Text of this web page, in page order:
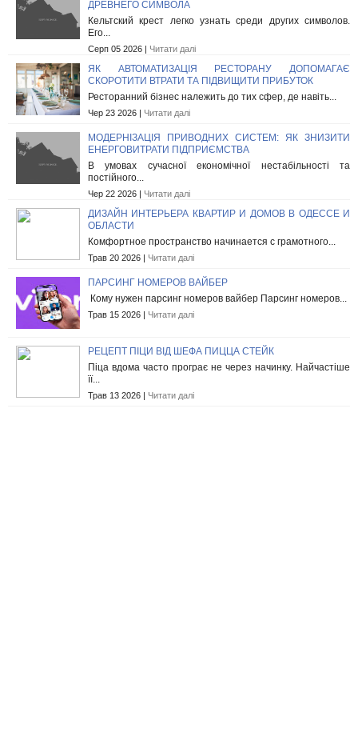
ДРЕВНЕГО СИМВОЛА
Кельтский крест легко узнать среди других символов.
Его...
Серп 05 2026 | Читати далі
ЯК АВТОМАТИЗАЦІЯ РЕСТОРАНУ ДОПОМАГАЄ
СКОРОТИТИ ВТРАТИ ТА ПІДВИЩИТИ ПРИБУТОК
Ресторанний бізнес належить до тих сфер, де навіть...
Чер 23 2026 | Читати далі
МОДЕРНІЗАЦІЯ ПРИВОДНИХ СИСТЕМ: ЯК ЗНИЗИТИ
ЕНЕРГОВИТРАТИ ПІДПРИЄМСТВА
В умовах сучасної економічної нестабільності та
постійного...
Чер 22 2026 | Читати далі
ДИЗАЙН ИНТЕРЬЕРА КВАРТИР И ДОМОВ В ОДЕССЕ И
ОБЛАСТИ
Комфортное пространство начинается с грамотного...
Трав 20 2026 | Читати далі
ПАРСИНГ НОМЕРОВ ВАЙБЕР
Кому нужен парсинг номеров вайбер Парсинг номеров...
Трав 15 2026 | Читати далі
РЕЦЕПТ ПІЦИ ВІД ШЕФА ПИЦЦА СТЕЙК
Піца вдома часто програє не через начинку. Найчастіше
її...
Трав 13 2026 | Читати далі